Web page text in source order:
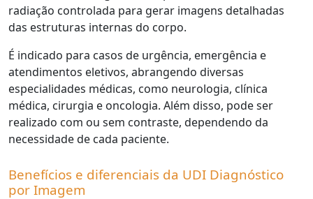
radiação controlada para gerar imagens detalhadas
das estruturas internas do corpo.
É indicado para casos de urgência, emergência e
atendimentos eletivos, abrangendo diversas
especialidades médicas, como neurologia, clínica
médica, cirurgia e oncologia. Além disso, pode ser
realizado com ou sem contraste, dependendo da
necessidade de cada paciente.
Benefícios e diferenciais da UDI Diagnóstico
por Imagem